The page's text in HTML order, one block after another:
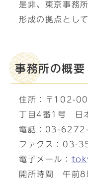
是非、東京事務
形成の拠点とし
事務所の概要
住所：〒102-
丁目4番1号 日
電話：03-
ファクス：03-
電子メール：
開所時間 午前8